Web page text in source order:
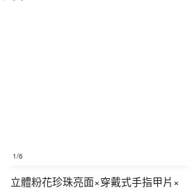
1/6
立體粉花珍珠亮面×穿戴式手指甲片×